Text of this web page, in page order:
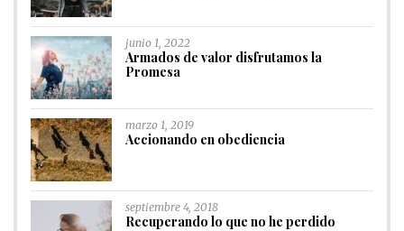
junio 1, 2022
Armados de valor disfrutamos la
Promesa
marzo 1, 2019
Accionando en obediencia
septiembre 4, 2018
Recuperando lo que no he perdido